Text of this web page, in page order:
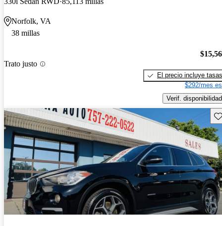
Norfolk, VA
38 millas
Trato justo
El precio incluye tasas
$292/mes
Verif. disponibilidad